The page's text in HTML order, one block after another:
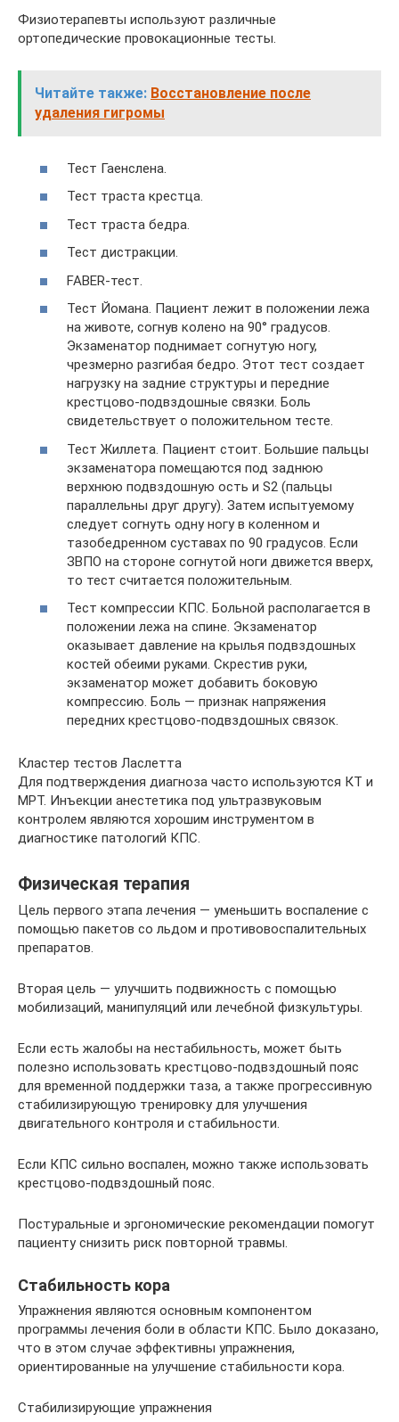
Физиотерапевты используют различные
ортопедические провокационные тесты.
Читайте также: Восстановление после
удаления гигромы
Тест Гаенслена.
Тест траста крестца.
Тест траста бедра.
Тест дистракции.
FABER-тест.
Тест Йомана. Пациент лежит в положении лежа
на животе, согнув колено на 90° градусов.
Экзаменатор поднимает согнутую ногу,
чрезмерно разгибая бедро. Этот тест создает
нагрузку на задние структуры и передние
крестцово-подвздошные связки. Боль
свидетельствует о положительном тесте.
Тест Жиллета. Пациент стоит. Большие пальцы
экзаменатора помещаются под заднюю
верхнюю подвздошную ость и S2 (пальцы
параллельны друг другу). Затем испытуемому
следует согнуть одну ногу в коленном и
тазобедренном суставах по 90 градусов. Если
ЗВПО на стороне согнутой ноги движется вверх,
то тест считается положительным.
Тест компрессии КПС. Больной располагается в
положении лежа на спине. Экзаменатор
оказывает давление на крылья подвздошных
костей обеими руками. Скрестив руки,
экзаменатор может добавить боковую
компрессию. Боль — признак напряжения
передних крестцово-подвздошных связок.
Кластер тестов Ласлетта
Для подтверждения диагноза часто используются КТ и
МРТ. Инъекции анестетика под ультразвуковым
контролем являются хорошим инструментом в
диагностике патологий КПС.
Физическая терапия
Цель первого этапа лечения — уменьшить воспаление с
помощью пакетов со льдом и противовоспалительных
препаратов.
Вторая цель — улучшить подвижность с помощью
мобилизаций, манипуляций или лечебной физкультуры.
Если есть жалобы на нестабильность, может быть
полезно использовать крестцово-подвздошный пояс
для временной поддержки таза, а также прогрессивную
стабилизирующую тренировку для улучшения
двигательного контроля и стабильности.
Если КПС сильно воспален, можно также использовать
крестцово-подвздошный пояс.
Постуральные и эргономические рекомендации помогут
пациенту снизить риск повторной травмы.
Стабильность кора
Упражнения являются основным компонентом
программы лечения боли в области КПС. Было доказано,
что в этом случае эффективны упражнения,
ориентированные на улучшение стабильности кора.
Стабилизирующие упражнения